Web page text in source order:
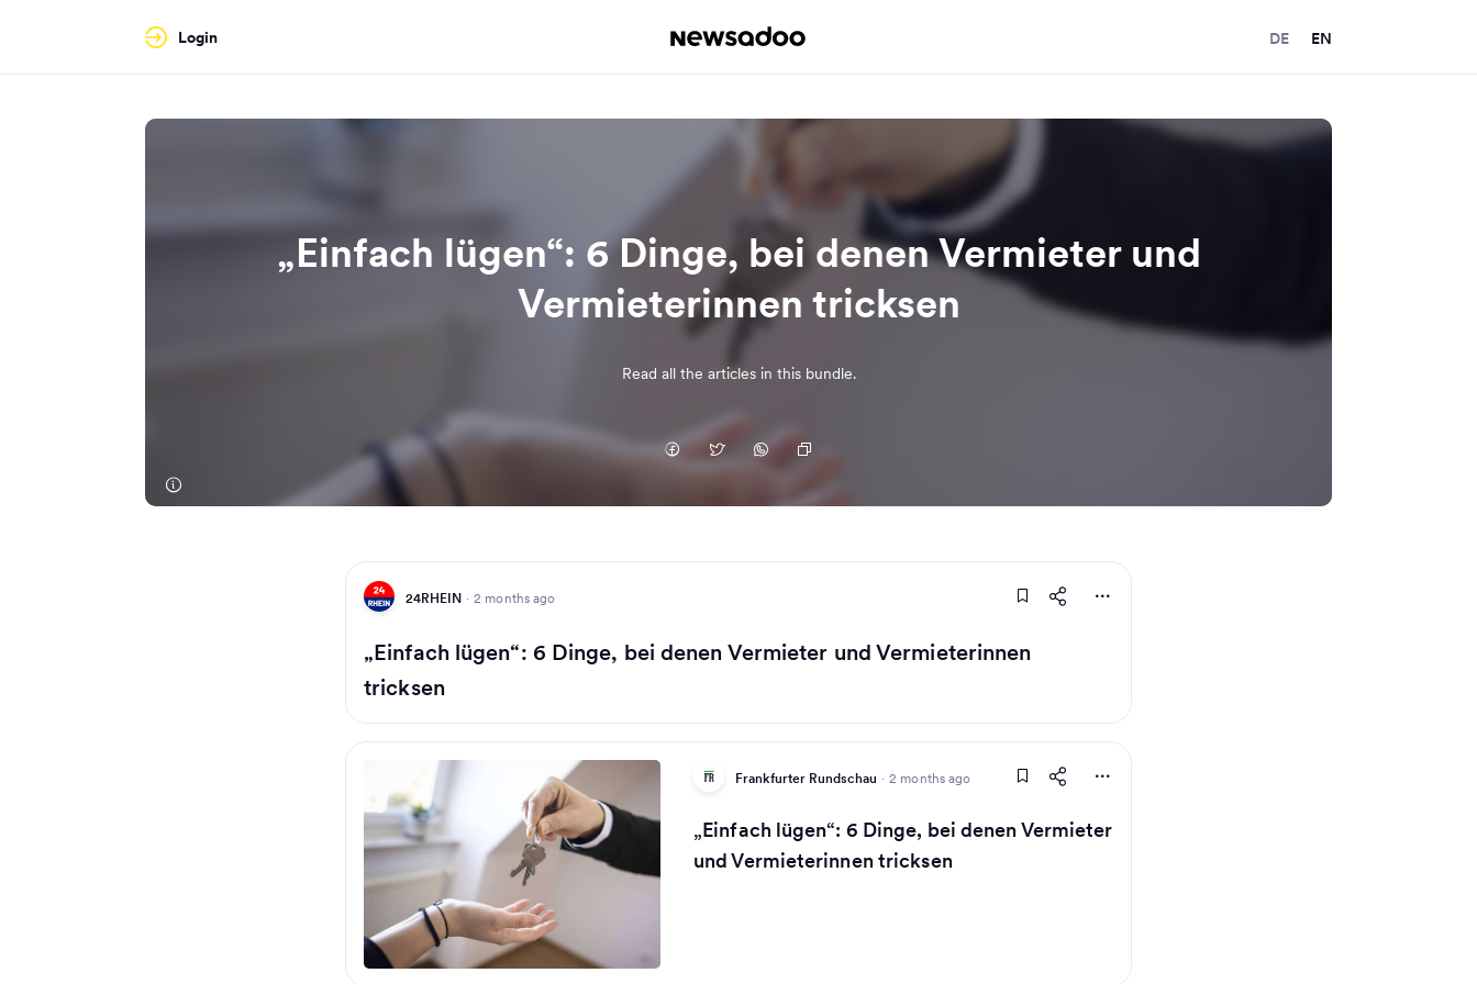
Login DE EN
„Einfach lügen“: 6 Dinge, bei denen Vermieter und
Vermieterinnen tricksen
Read all the articles in this bundle.
24RHEIN · 2 months ago
„Einfach lügen“: 6 Dinge, bei denen Vermieter und Vermieterinnen
tricksen
Frankfurter Rundschau · 2 months ago
„Einfach lügen“: 6 Dinge, bei denen Vermieter
und Vermieterinnen tricksen